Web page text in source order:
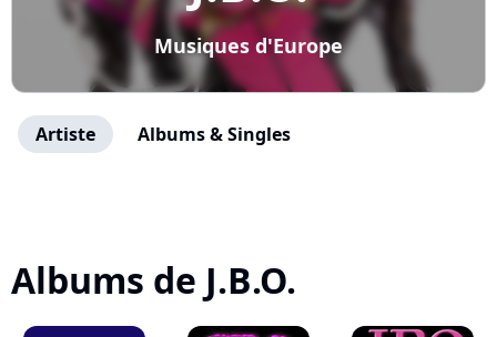
Musiques d'Europe
Artiste Albums & Singles
Albums de J.B.O.